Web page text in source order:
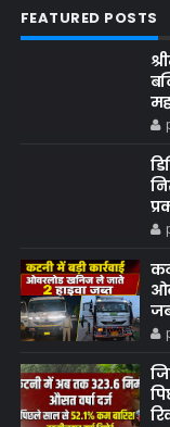
FEATURED POSTS